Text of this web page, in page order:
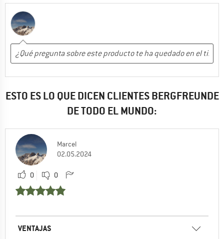
ESTO ES LO QUE DICEN CLIENTES BERGFREUNDE
DE TODO EL MUNDO:
Marcel
02.05.2024
0 0
VENTAJAS